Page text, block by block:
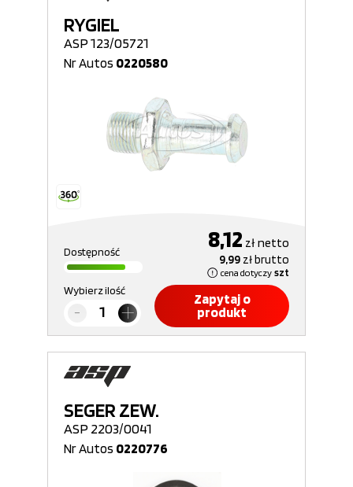
RYGIEL
ASP 123/05721
Nr Autos 0220580
Dostępność 8,12 złnetto
9,99 złbrutto
cena dotyczy szt
Wybierz ilość
Zapytaj o
produkt
SEGER ZEW.
ASP 2203/0041
Nr Autos 0220776